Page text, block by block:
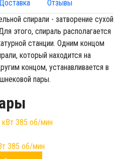
Отзывы
спирали - затворение сухой
этого, спираль располагается
станции. Одним концом
который находится на
концом, устанавливается в
пары.
385 об/мин